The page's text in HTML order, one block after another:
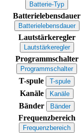
Batterie-Typ
Batterielebensdauer
Batterielebensdauer
Lautstärkeregler
Lautstärkeregler
Programmschalter
Programmschalter
T-spule T-spule
Kanäle Kanäle
Bänder
Bänder
Frequenzbereich
Frequenzbereich